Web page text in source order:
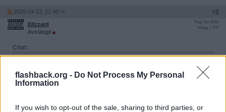
flashback.org - Do Not Process My Personal
Information
If you wish to opt-out of the sale, sharing to third parties, or
2026-04-13, 21:40 #3
ElIzzard
Avstängd
Reg: Jun 2018
Inlägg: 1 276
Citat:
Ursprungligen postat avmissbildadApa99